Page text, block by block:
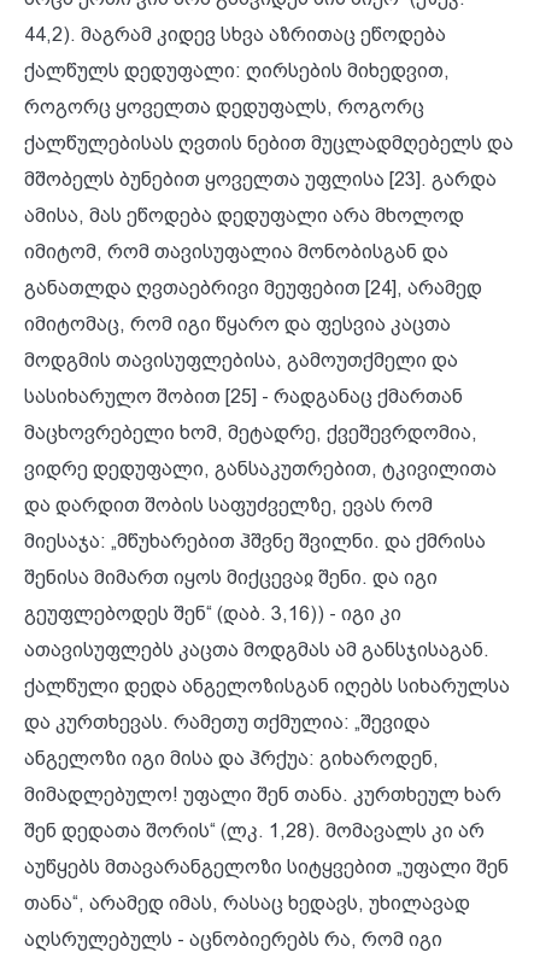
44,2). მაგრამ კიდევ სხვა აზრითაც ეწოდება
ქალწულს დედუფალი: ღირსების მიხედვით,
როგორც ყოველთა დედუფალს, როგორც
ქალწულებისას ღვთის ნებით მუცლადმღებელს და
მშობელს ბუნებით ყოველთა უფლისა [23]. გარდა
ამისა, მას ეწოდება დედუფალი არა მხოლოდ
იმიტომ, რომ თავისუფალია მონობისგან და
განათლდა ღვთაებრივი მეუფებით [24], არამედ
იმიტომაც, რომ იგი წყარო და ფესვია კაცთა
მოდგმის თავისუფლებისა, გამოუთქმელი და
სასიხარულო შობით [25] - რადგანაც ქმართან
მაცხოვრებელი ხომ, მეტადრე, ქვეშევრდომია,
ვიდრე დედუფალი, განსაკუთრებით, ტკივილითა
და დარდით შობის საფუძველზე, ევას რომ
მიესაჯა: „მწუხარებით ჰშვნე შვილნი. და ქმრისა
შენისა მიმართ იყოს მიქცევაჲ შენი. და იგი
გეუფლებოდეს შენ“ (დაბ. 3,16)) - იგი კი
ათავისუფლებს კაცთა მოდგმას ამ განსჯისაგან.
ქალწული დედა ანგელოზისგან იღებს სიხარულსა
და კურთხევას. რამეთუ თქმულია: „შევიდა
ანგელოზი იგი მისა და ჰრქუა: გიხაროდენ,
მიმადლებულო! უფალი შენ თანა. კურთხეულ ხარ
შენ დედათა შორის“ (ლკ. 1,28). მომავალს კი არ
აუწყებს მთავარანგელოზი სიტყვებით „უფალი შენ
თანა“, არამედ იმას, რასაც ხედავს, უხილავად
აღსრულებულს - აცნობიერებს რა, რომ იგი